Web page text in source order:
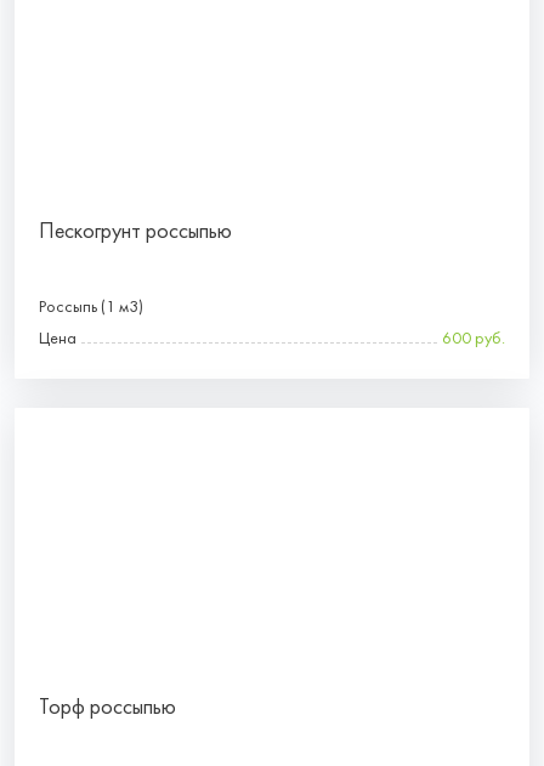
Пескогрунт россыпью
Россыпь (1 м3)
Цена
600 руб.
Торф россыпью